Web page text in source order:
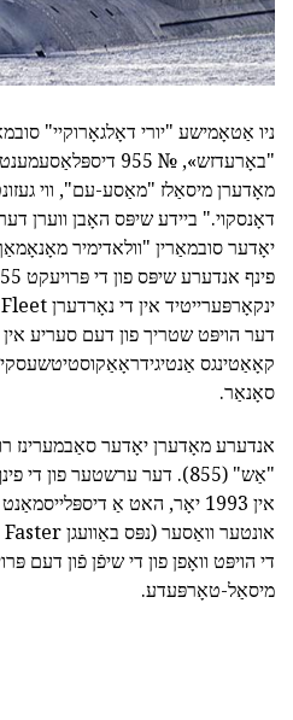
ניו אַטאָמישע "יורי דאָלגאָרוקיי"
דאָנסקוי." ביידע שיפּס האָבן ווערן
יאָדער סובמאַרין "וולאדימיר
דער הויפּט שטריך פון דעם סעריע אין
קאָאַטינגס
סאָנאַר.
אנדערע מאָדערן יאָדער סאַבמערינז
"אַש" (855). דער ערשטער פון
די הויפּט וואָפן פון די שיפֿן פֿון דעם
מיסאַל-טאָרפּעדע.